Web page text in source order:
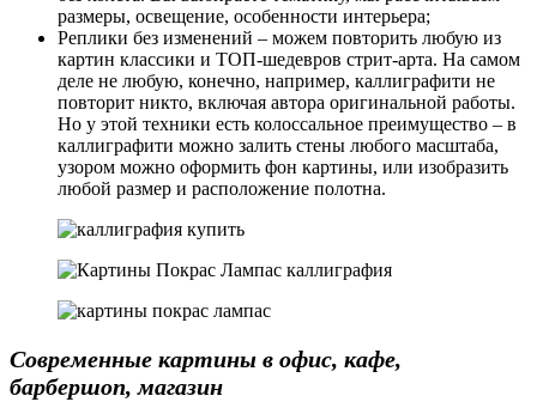
размеры, освещение, особенности интерьера;
Реплики без изменений – можем повторить любую из
картин классики и ТОП-шедевров стрит-арта. На самом
деле не любую, конечно, например, каллиграфити не
повторит никто, включая автора оригинальной работы.
Но у этой техники есть колоссальное преимущество – в
каллиграфити можно залить стены любого масштаба,
узором можно оформить фон картины, или изобразить
любой размер и расположение полотна.
Современные картины в офис, кафе,
барбершоп, магазин